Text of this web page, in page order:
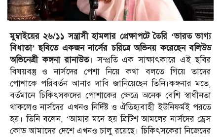
মুম্বাইয়ের ২৬/১১ সন্ত্রাসী হামলার প্রেক্ষাপটে তৈরি ‘ভারত ভাগ্য
বিধাতা’ ছবিতে একজন নার্সের চরিত্রে অভিনয় করেছেন বলিউড
অভিনেত্রী কঙ্গনা রানাউত। সম্প্রতি এক সাক্ষাৎকারে এই ছবির
বিষয়বস্তু ও নার্সদের পেশা নিয়ে কথা বলতে গিয়ে তাদের
পোশাকে পরিবর্তন আনার দাবি জানিয়েছেন তিনি।কঙ্গনার মতে,
বর্তমানে চিকিৎসকদের পোশাকের ক্ষেত্রে অনেক বেশি স্বাধীনতা
থাকলেও নার্সদের এখনও নির্দিষ্ট ও ঐতিহ্যবাহী ইউনিফর্মই পরতে
হয়। তিনি বলেন, ‘আমার মনে হয় ব্রিটিশ আমলের নার্সদের ড্রেস
কোড আমাদের দেশে এখনও চালু রয়েছে। চিকিৎসকেরা নিজেদের